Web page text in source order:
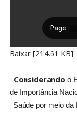
Baixar [214.61 KB]
Considerando o
de Importância
Saúde por meio da